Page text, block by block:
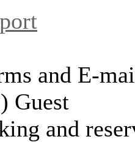
and E-
Guest
and